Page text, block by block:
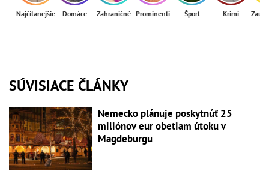
Najčítanejšie Domáce Zahraničné Prominenti Šport Krimi
SÚVISIACE ČLÁNKY
Nemecko plánuje poskytnúť 25
miliónov eur obetiam útoku v
Magdeburgu